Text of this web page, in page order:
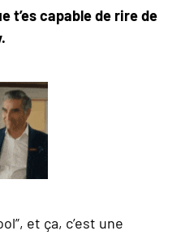
t’es capable de rire de
et ça, c’est une